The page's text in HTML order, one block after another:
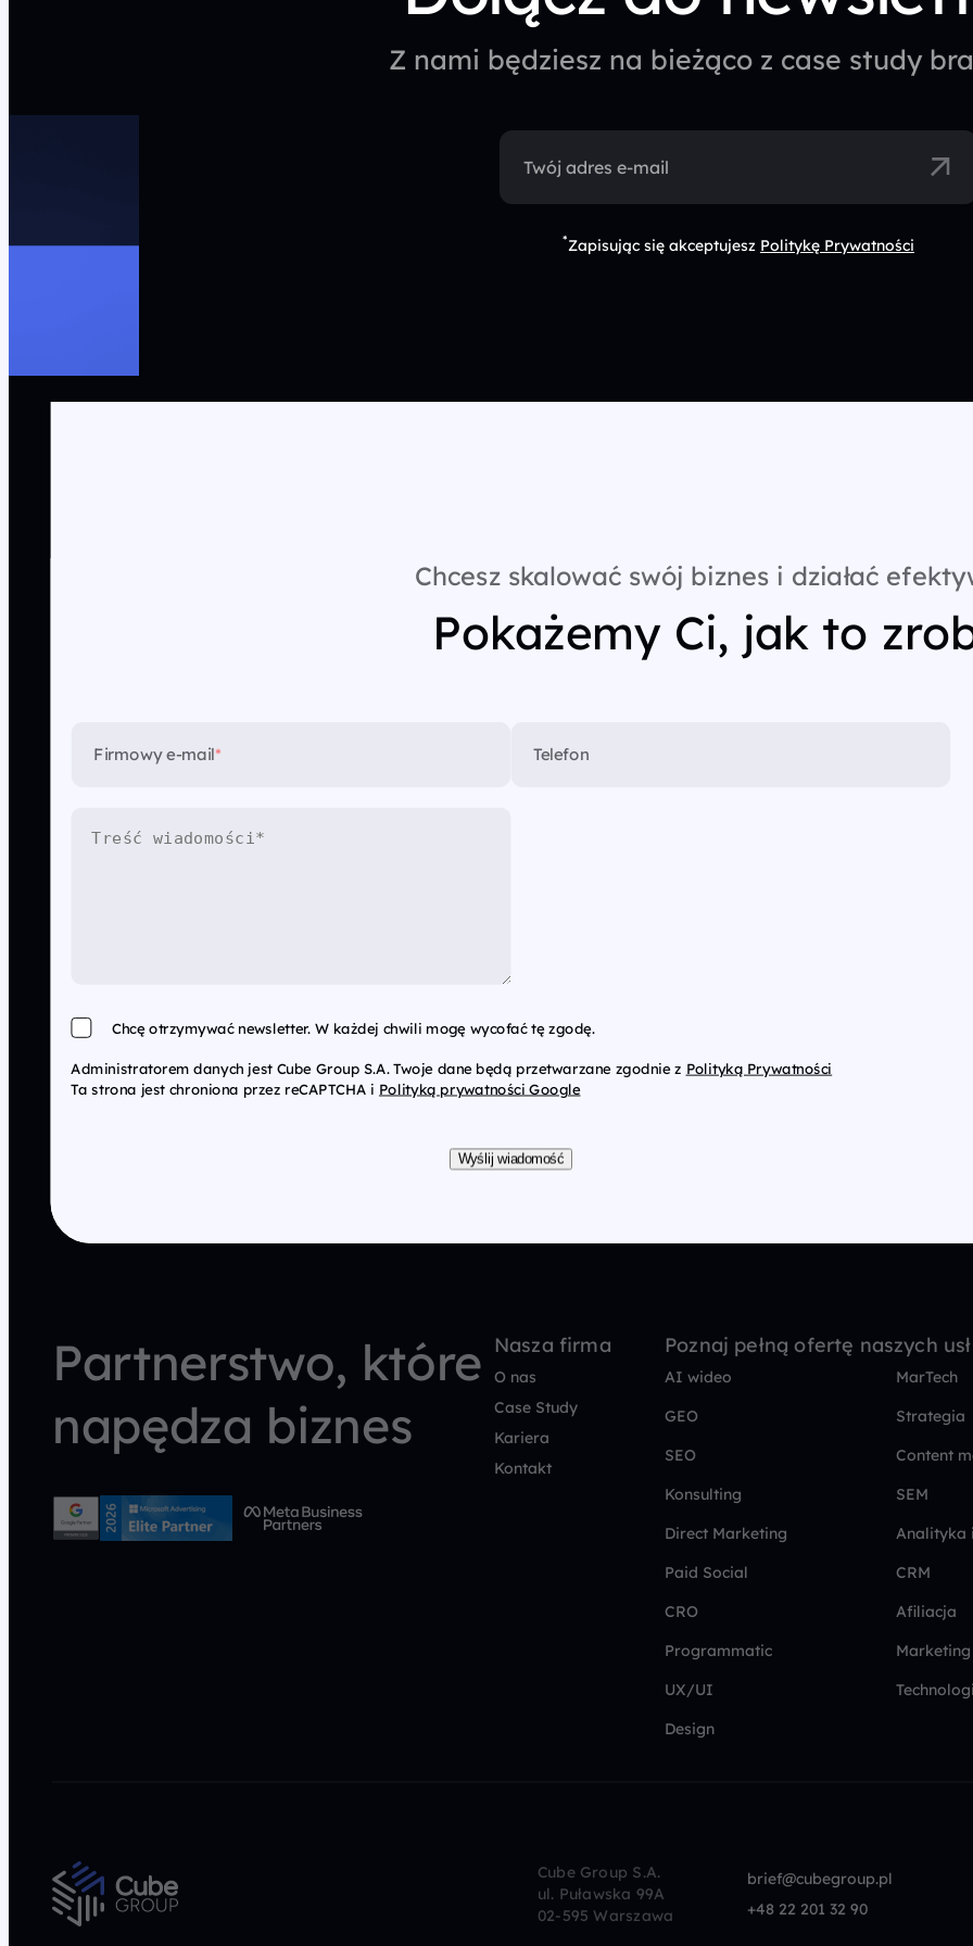
Z nami będziesz na bieżąco z case study
Twój adres e-mail
*Zapisując się akceptujesz Politykę Prywatności
Chcesz skalować swój biznes i działać
Pokażemy Ci, jak to
Firmowy e-mail* Telefon
Chcę otrzymywać newsletter. W każdej chwili mogę wycofać tę zgodę.
Administratorem danych jest Cube Group S.A. Twoje dane będą przetwarzane zgodnie z Polityką Prywatności
Ta strona jest chroniona przez reCAPTCHA i Polityką prywatności Google
Wyślij wiadomość
Partnerstwo, które
napędza biznes
Nasza firma
O nas
Case Study
Kariera
Kontakt
Poznaj pełną ofertę naszych
AI wideo
MarTech
GEO
Strategia
SEO
Content
Konsulting
SEM
Direct Marketing
Analityka
Paid Social
CRM
CRO
Afiliacja
Programmatic
UX/UI
Design
Cube Group S.A.
ul. Puławska 99A
02-595 Warszawa
brief@cubegroup.pl
+48 22 201 32 90